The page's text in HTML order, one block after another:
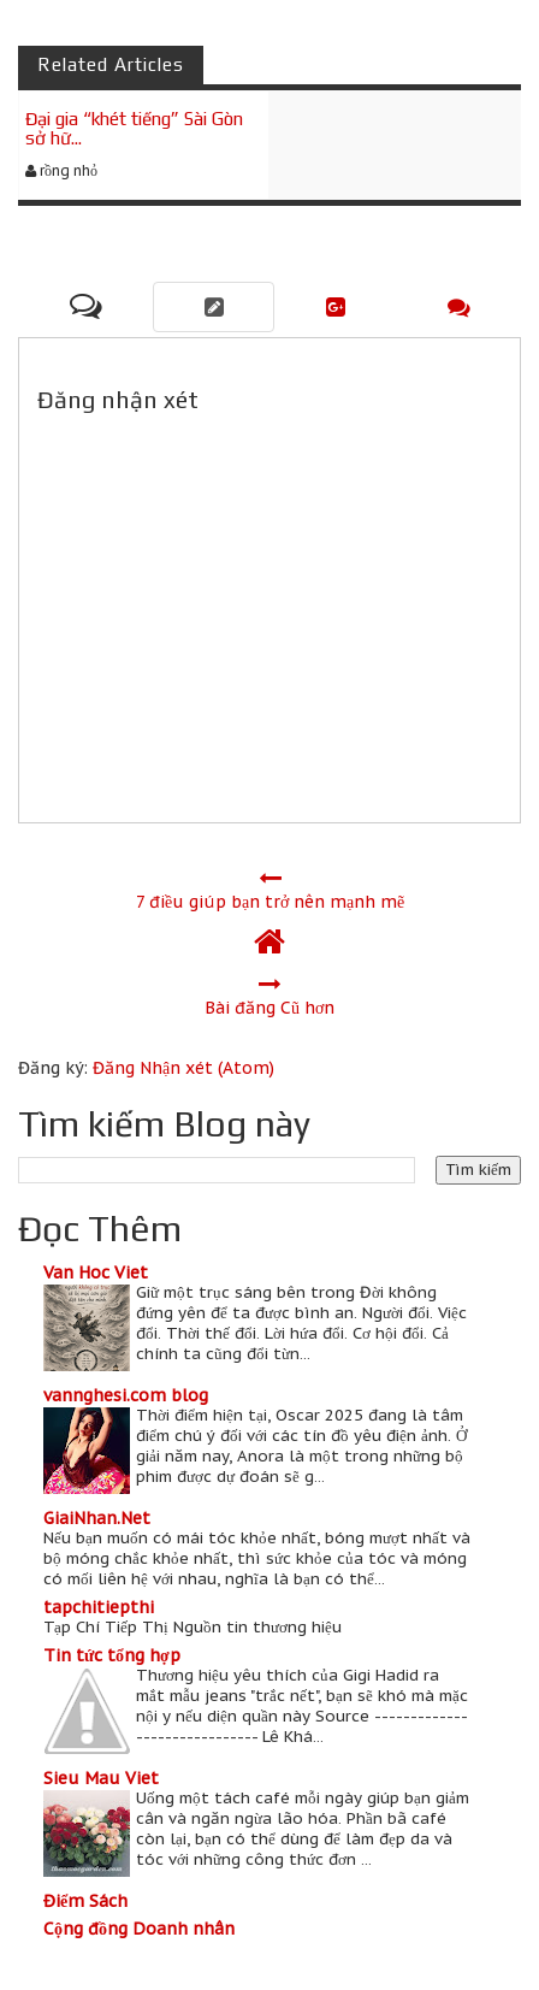
Related Articles
Đại gia “khét tiếng” Sài Gòn
sở hữ...
rồng nhỏ
Đăng nhận xét
7 điều giúp bạn trở nên mạnh mẽ
Bài đăng Cũ hơn
Đăng ký: Đăng Nhận xét (Atom)
Tìm kiếm Blog này
Đọc Thêm
Van Hoc Viet
Giữ một trục sáng bên trong Đời không
đứng yên để ta được bình an. Người đổi. Việc
đổi. Thời thế đổi. Lời hứa đổi. Cơ hội đổi. Cả
chính ta cũng đổi từn...
vannghesi.com blog
Thời điểm hiện tại, Oscar 2025 đang là tâm
điểm chú ý đối với các tín đồ yêu điện ảnh. Ở
giải năm nay, Anora là một trong những bộ
phim được dự đoán sẽ g...
GiaiNhan.Net
Nếu bạn muốn có mái tóc khỏe nhất, bóng mượt nhất và
bộ móng chắc khỏe nhất, thì sức khỏe của tóc và móng
có mối liên hệ với nhau, nghĩa là bạn có thể...
tapchitiepthi
Tạp Chí Tiếp Thị Nguồn tin thương hiệu
Tin tức tổng hợp
Thương hiệu yêu thích của Gigi Hadid ra
mắt mẫu jeans "trắc nết", bạn sẽ khó mà mặc
nội y nếu diện quần này Source -------------
----------------- Lê Khá...
Sieu Mau Viet
Uống một tách café mỗi ngày giúp bạn giảm
cân và ngăn ngừa lão hóa. Phần bã café
còn lại, bạn có thể dùng để làm đẹp da và
tóc với những công thức đơn ...
Điểm Sách
Cộng đồng Doanh nhân